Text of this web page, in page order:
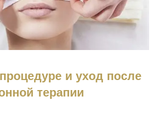
и уход после
терапии